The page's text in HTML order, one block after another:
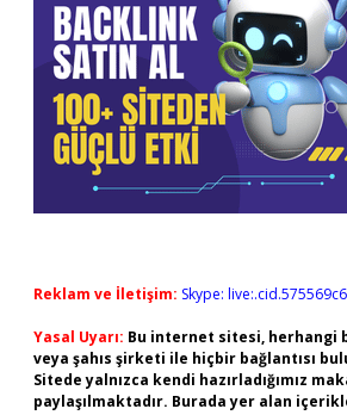
Reklam ve İletişim: Skype:
Yasal Uyarı: Bu internet sitesi, herhangi
veya şahıs şirketi ile hiçbir bağlantısı
Sitede yalnızca kendi hazırladığımız
paylaşılmaktadır. Burada yer alan